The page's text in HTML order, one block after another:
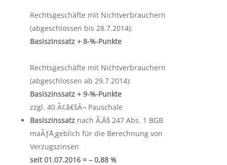
Rechtsgeschäfte mit Nichtverbrauchern
(abgeschlossen bis 28.7.2014):
Basiszinssatz + 8-%-Punkte
Rechtsgeschäfte mit Nichtverbrauchern
(abgeschlossen ab 29.7.2014):
Basiszinssatz + 9-%-Punkte
zzgl. 40 Ã¢â€šÂ¬ Pauschale
Basiszinssatz nach Ã‚Â§ 247 Abs. 1 BGB
maÃƒÅ¸geblich für die Berechnung von
Verzugszinsen
seit 01.07.2016 = – 0,88 %